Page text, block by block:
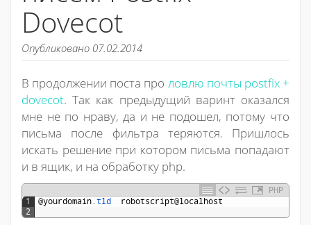
Dovecot
Опубликовано 07.02.2014
В продолжении поста про ловлю почты postfix +
dovecot. Так как предыдущий варинт оказался
мне не по нраву, да и не подошел, потому что
письма после фильтра теряются. Пришлось
искать решение при котором письма попадают
и в ящик, и на обработку php.
PHP
1
2
@yourdomain.tld robotscript@localhost